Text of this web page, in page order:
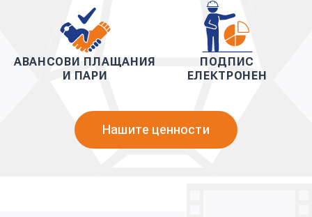
Нашите ценности
АВАНСОВИ ПЛАЩАНИЯ
И ПАРИ
ПОДПИС
ЕЛЕКТРОНЕН